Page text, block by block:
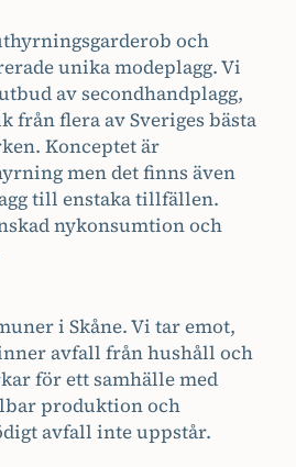
och
unika modeplagg. Vi
av secondhandplagg,
från flera av Sveriges bästa
Konceptet är
men det finns även
till enstaka tillfällen.
nykonsumtion och
i Skåne. Vi tar emot,
avfall från hushåll och
för ett samhälle med
produktion och
avfall inte uppstår.